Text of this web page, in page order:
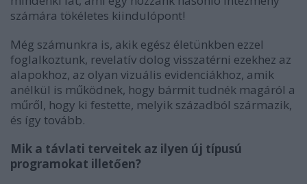
számára tökéletes kiindulópont!
Még számunkra is, akik egész életünkben ezzel
foglalkoztunk, revelatív dolog visszatérni ezekhez az
alapokhoz, az olyan vizuális evidenciákhoz, amik
anélkül is működnek, hogy bármit tudnék magáról a
műről, hogy ki festette, melyik századból származik,
és így tovább.
Mik a távlati terveitek az ilyen új típusú
programokat illetően?